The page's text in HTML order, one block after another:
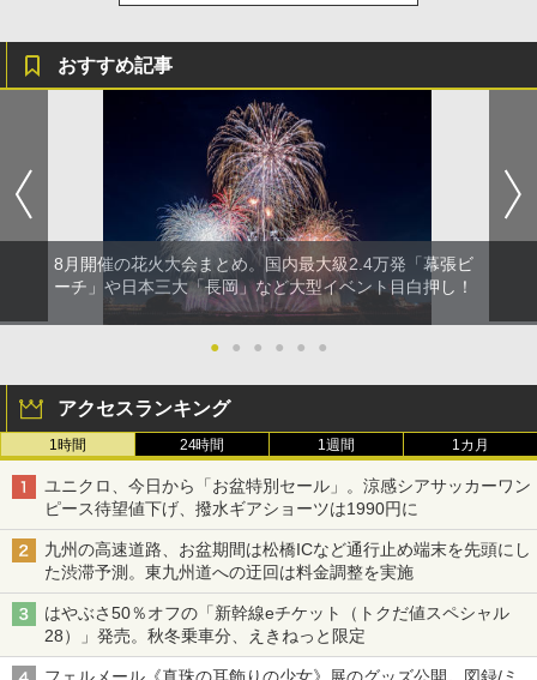
おすすめ記事
8月開催の花火大会まとめ。国内最大級2.4万発「幕張ビ
ーチ」や日本三大「長岡」など大型イベント目白押し！
● ● ● ● ● ●
アクセスランキング
1時間 24時間 1週間 1カ月
ユニクロ、今日から「お盆特別セール」。涼感シアサッカーワン
ピース待望値下げ、撥水ギアショーツは1990円に
九州の高速道路、お盆期間は松橋ICなど通行止め端末を先頭にし
た渋滞予測。東九州道への迂回は料金調整を実施
はやぶさ50％オフの「新幹線eチケット（トクだ値スペシャル
28）」発売。秋冬乗車分、えきねっと限定
フェルメール《真珠の耳飾りの少女》展のグッズ公開。図録/ミ